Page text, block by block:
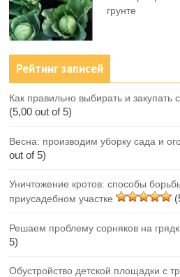
грунте
Рейтинг записей
Как правильно выбирать и закупать
(5,00 out of 5)
Весна: производим уборку сада и
out of 5)
Уничтожение кротов: способы
приусадебном участке
Решаем проблему сорняков на
5)
Обустройство детской площадки с